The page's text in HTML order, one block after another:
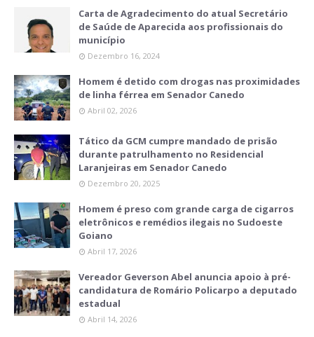
Carta de Agradecimento do atual Secretário
de Saúde de Aparecida aos profissionais do
município
Dezembro 16, 2024
Homem é detido com drogas nas proximidades
de linha férrea em Senador Canedo
Abril 02, 2026
Tático da GCM cumpre mandado de prisão
durante patrulhamento no Residencial
Laranjeiras em Senador Canedo
Dezembro 20, 2025
Homem é preso com grande carga de cigarros
eletrônicos e remédios ilegais no Sudoeste
Goiano
Abril 17, 2026
Vereador Geverson Abel anuncia apoio à pré-
candidatura de Romário Policarpo a deputado
estadual
Abril 14, 2026